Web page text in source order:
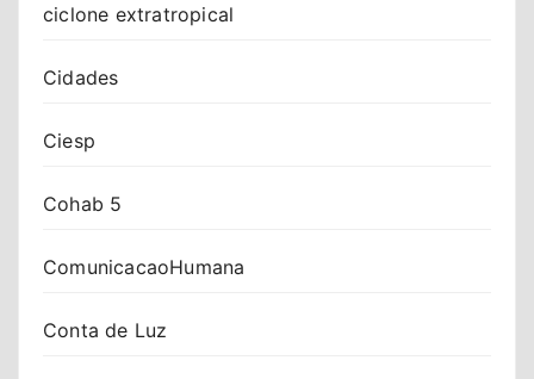
ciclone extratropical
Cidades
Ciesp
Cohab 5
ComunicacaoHumana
Conta de Luz